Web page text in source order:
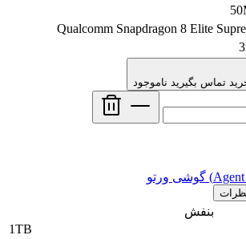
Qualcomm Snapdragon 8 Elite
تماس بگیرید ناموجود
گوشی ورتو
بنفش
1TB